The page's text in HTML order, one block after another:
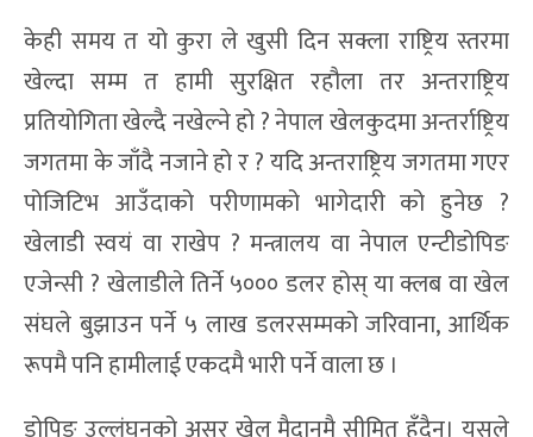
केही समय त यो कुरा ले खुसी दिन सक्ला राष्ट्रिय स्तरमा
खेल्दा सम्म त हामी सुरक्षित रहौला तर अन्तराष्ट्रिय
प्रतियोगिता खेल्दै नखेल्ने हो ? नेपाल खेलकुदमा अन्तर्राष्ट्रिय
जगतमा के जाँदै नजाने हो र ? यदि अन्तराष्ट्रिय जगतमा गएर
पोजिटिभ आउँदाको परीणामको भागेदारी को हुनेछ ?
खेलाडी स्वयं वा राखेप ? मन्त्रालय वा नेपाल एन्टीडोपिङ
एजेन्सी ? खेलाडीले तिर्ने ५००० डलर होस् या क्लब वा खेल
संघले बुझाउन पर्ने ५ लाख डलरसम्मको जरिवाना, आर्थिक
रूपमै पनि हामीलाई एकदमै भारी पर्ने वाला छ ।